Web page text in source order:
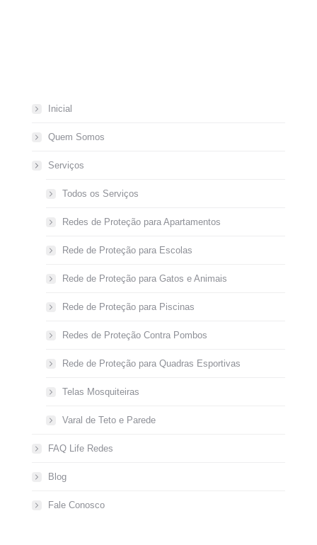
Inicial
Quem Somos
Serviços
Todos os Serviços
Redes de Proteção para Apartamentos
Rede de Proteção para Escolas
Rede de Proteção para Gatos e Animais
Rede de Proteção para Piscinas
Redes de Proteção Contra Pombos
Rede de Proteção para Quadras Esportivas
Telas Mosquiteiras
Varal de Teto e Parede
FAQ Life Redes
Blog
Fale Conosco